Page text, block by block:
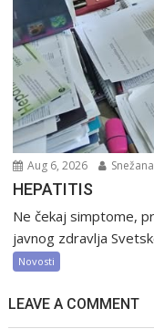
Aug 6, 2026
HEPATITIS
Ne čekaj simptome,
javnog zdravlja
Novosti
LEAVE A COMMENT